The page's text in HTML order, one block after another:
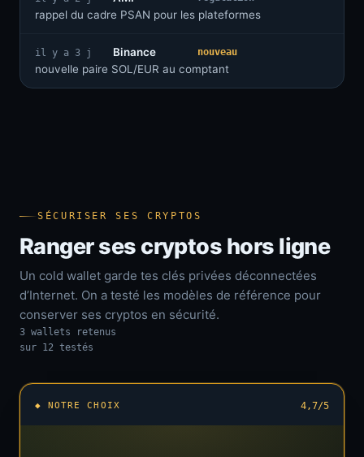
rappel du cadre PSAN pour les plateformes
il y a 3 j
Binance
nouvelle paire SOL/EUR au comptant
nouveau
SÉCURISER SES CRYPTOS
Ranger ses cryptos hors ligne
Un cold wallet garde tes clés privées déconnectées
d’Internet. On a testé les modèles de référence pour
conserver ses cryptos en sécurité.
3 wallets retenus
sur 12 testés
◆ NOTRE CHOIX 4,7/5